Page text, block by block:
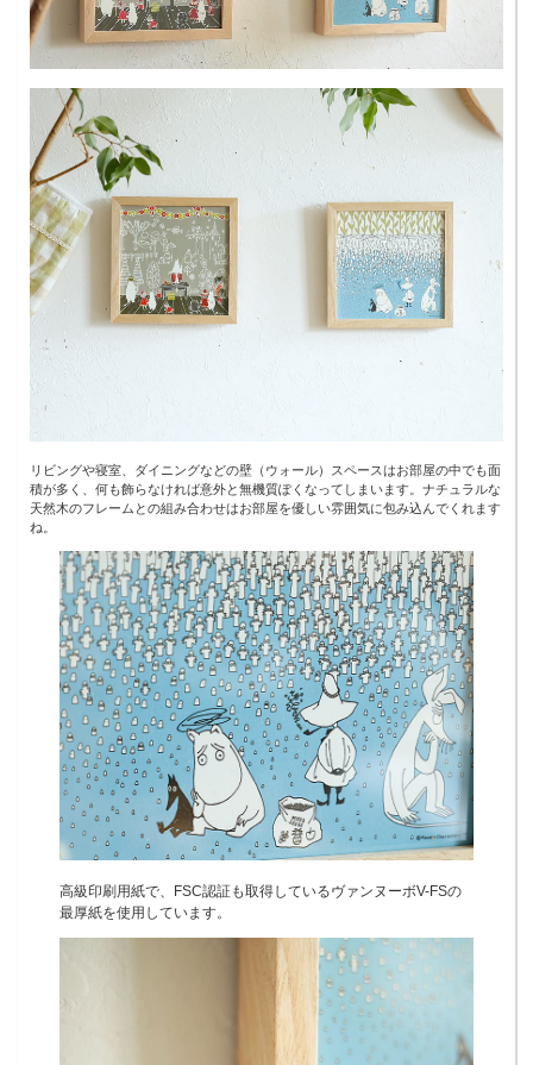
リビングや寝室、ダイニングなどの壁（ウォール）スペースはお部屋の中でも面
積が多く、何も飾らなければ意外と無機質ぽくなってしまいます。ナチュラルな
天然木のフレームとの組み合わせはお部屋を優しい雰囲気に包み込んでくれます
ね。
高級印刷用紙で、FSC認証も取得しているヴァンヌーボV-FSの
最厚紙を使用しています。